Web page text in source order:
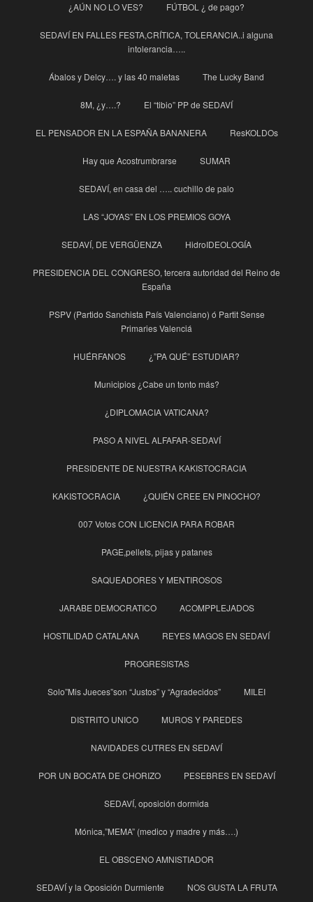
¿AÚN NO LO VES? FÚTBOL ¿ de pago?
SEDAVÍ EN FALLES FESTA,CRÍTICA, TOLERANCIA..i alguna
intolerancia…..
Ábalos y Delcy…. y las 40 maletas The Lucky Band
8M, ¿y….? El “tibio” PP de SEDAVÍ
EL PENSADOR EN LA ESPAÑA BANANERA ResKOLDOs
Hay que Acostrumbrarse SUMAR
SEDAVÍ, en casa del ….. cuchillo de palo
LAS “JOYAS” EN LOS PREMIOS GOYA
SEDAVÍ, DE VERGÜENZA HidroIDEOLOGÍA
PRESIDENCIA DEL CONGRESO, tercera autoridad del Reino de
España
PSPV (Partido Sanchista País Valenciano) ó Partit Sense
Primaries Valenciá
HUÉRFANOS ¿”PA QUÉ” ESTUDIAR?
Municipios ¿Cabe un tonto más?
¿DIPLOMACIA VATICANA?
PASO A NIVEL ALFAFAR-SEDAVÍ
PRESIDENTE DE NUESTRA KAKISTOCRACIA
KAKISTOCRACIA ¿QUIÉN CREE EN PINOCHO?
007 Votos CON LICENCIA PARA ROBAR
PAGE,pellets, pijas y patanes
SAQUEADORES Y MENTIROSOS
JARABE DEMOCRATICO ACOMPPLEJADOS
HOSTILIDAD CATALANA REYES MAGOS EN SEDAVÍ
PROGRESISTAS
Solo”Mis Jueces”son “Justos” y “Agradecidos” MILEI
DISTRITO UNICO MUROS Y PAREDES
NAVIDADES CUTRES EN SEDAVÍ
POR UN BOCATA DE CHORIZO PESEBRES EN SEDAVÍ
SEDAVÍ, oposición dormida
Mónica,”MEMA” (medico y madre y más….)
EL OBSCENO AMNISTIADOR
SEDAVÍ y la Oposición Durmiente NOS GUSTA LA FRUTA